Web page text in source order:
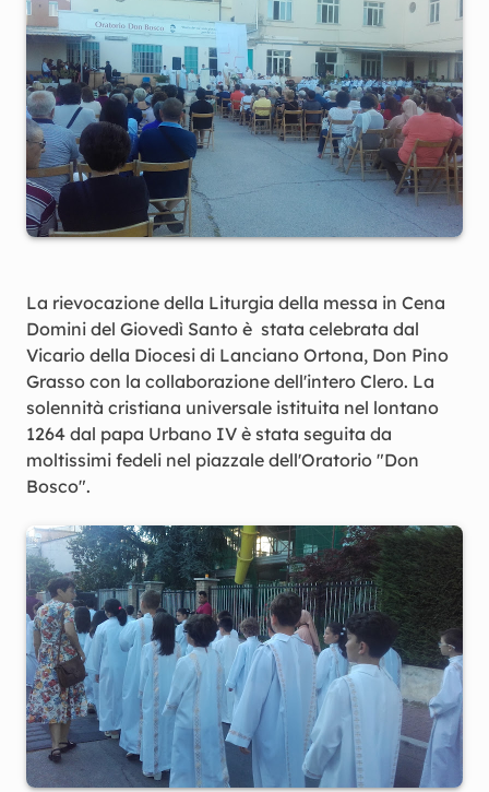
La rievocazione della Liturgia della messa in Cena
Domini del Giovedì Santo è stata celebrata dal
Vicario della Diocesi di Lanciano Ortona, Don Pino
Grasso con la collaborazione dell'intero Clero. La
solennità cristiana universale istituita nel lontano
1264 dal papa Urbano IV è stata seguita da
moltissimi fedeli nel piazzale dell'Oratorio "Don
Bosco".